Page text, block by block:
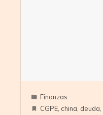
Finanzas
CGPE china deuda